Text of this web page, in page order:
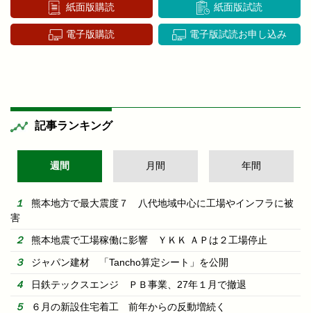
紙面版購読 紙面版試読
電子版購読 電子版試読お申し込み
記事ランキング
週間 月間 年間
熊本地方で最大震度７ 八代地域中心に工場やインフラに被
害
熊本地震で工場稼働に影響 ＹＫＫ ＡＰは２工場停止
ジャパン建材 「Tancho算定シート」を公開
日鉄テックスエンジ ＰＢ事業、27年１月で撤退
６月の新設住宅着工 前年からの反動増続く